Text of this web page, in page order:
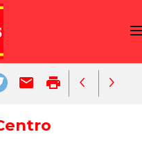
email print